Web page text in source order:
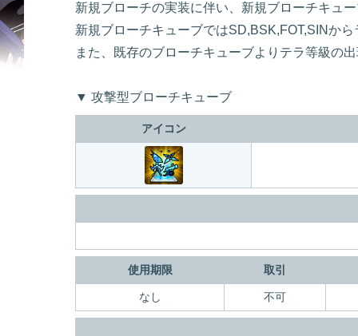
新規ブローチの実装に伴い、新規ブローチキュ
新規ブローチキューブではSD,BSK,FOT,SINか
また、既存のブローチキューブよりテラ等級の
▼ 攻撃型ブローチキューブ
アイコン
使用期限 取引
なし 不可